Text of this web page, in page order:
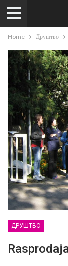
Home Друштво
ДРУШТВО